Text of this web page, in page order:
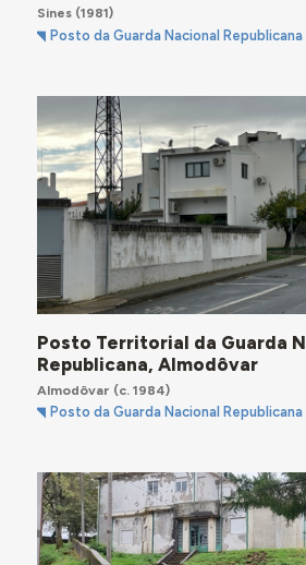
Sines(1981)
Posto da Guarda Nacional Republicana
Posto Territorial da Guarda
Republicana, Almodôvar
Almodôvar (c. 1984)
Posto da Guarda Nacional Republicana